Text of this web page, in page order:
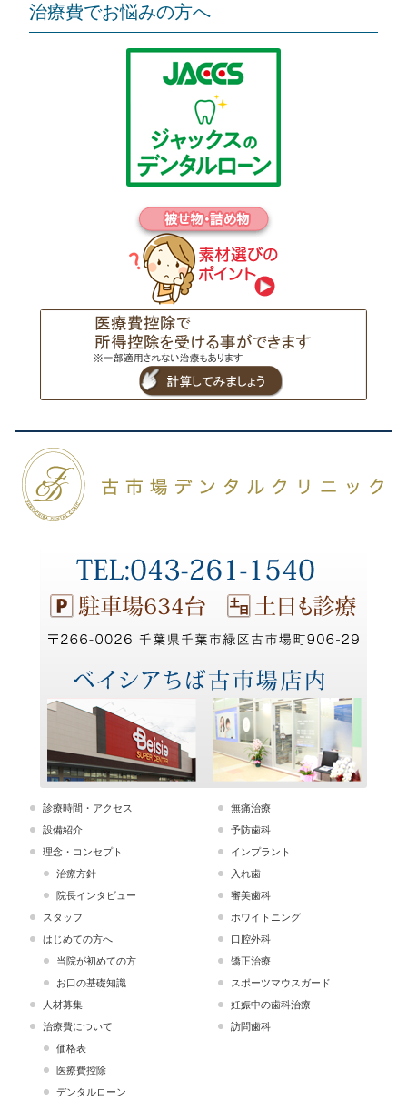
治療費でお悩みの方へ
診療時間・アクセス
設備紹介
理念・コンセプト
治療方針
院長インタビュー
スタッフ
はじめての方へ
当院が初めての方
お口の基礎知識
人材募集
治療費について
価格表
医療費控除
デンタルローン
無痛治療
予防歯科
インプラント
入れ歯
審美歯科
ホワイトニング
口腔外科
矯正治療
スポーツマウスガード
妊娠中の歯科治療
訪問歯科